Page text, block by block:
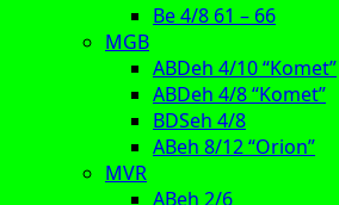
Be 4/8 61 – 66
MGB
ABDeh 4/10 “Komet”
ABDeh 4/8 “Komet”
BDSeh 4/8
ABeh 8/12 “Orion”
MVR
ABeh 2/6